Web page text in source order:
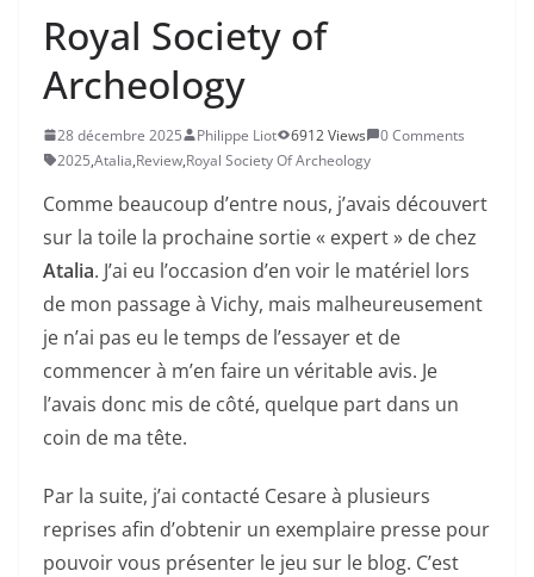
Royal Society of
Archeology
28 décembre 2025 Philippe Liot 6912 Views
0 Comments
2025,Atalia,Review,Royal Society Of Archeology
Comme beaucoup d’entre nous, j’avais découvert
sur la toile la prochaine sortie « expert » de chez
Atalia. J’ai eu l’occasion d’en voir le matériel lors
de mon passage à Vichy, mais malheureusement
je n’ai pas eu le temps de l’essayer et de
commencer à m’en faire un véritable avis. Je
l’avais donc mis de côté, quelque part dans un
coin de ma tête.
Par la suite, j’ai contacté Cesare à plusieurs
reprises afin d’obtenir un exemplaire presse pour
pouvoir vous présenter le jeu sur le blog. C’est